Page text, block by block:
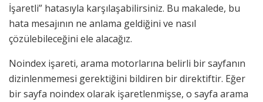
İşaretli” hatasıyla karşılaşabilirsiniz. Bu makalede, bu
hata mesajının ne anlama geldiğini ve nasıl
çözülebileceğini ele alacağız.
Noindex işareti, arama motorlarına belirli bir sayfanın
dizinlenmemesi gerektiğini bildiren bir direktiftir. Eğer
bir sayfa noindex olarak işaretlenmişse, o sayfa arama